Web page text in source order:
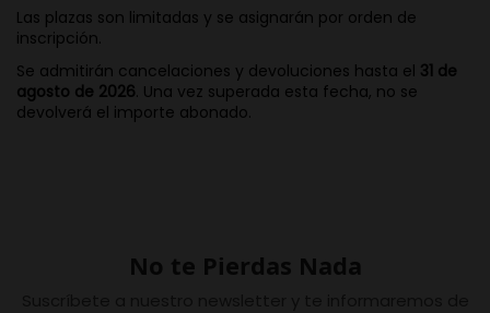
Las plazas son limitadas y se asignarán por orden de
inscripción.
Se admitirán cancelaciones y devoluciones hasta el 31 de
agosto de 2026. Una vez superada esta fecha, no se
devolverá el importe abonado.
No te Pierdas Nada